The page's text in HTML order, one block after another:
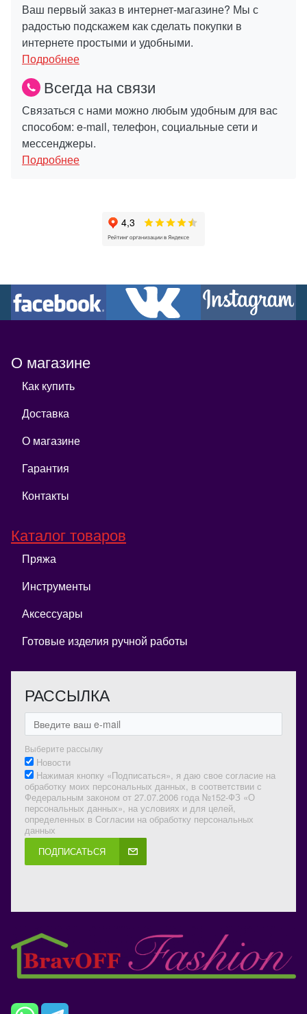
Ваш первый заказ в интернет-магазине? Мы с
радостью подскажем как сделать покупки в
интернете простыми и удобными.
Подробнее
Всегда на связи
Связаться с нами можно любым удобным для вас
способом: e-mail, телефон, социальные сети и
мессенджеры.
Подробнее
О магазине
Как купить
Доставка
О магазине
Гарантия
Контакты
Каталог товаров
Пряжа
Инструменты
Аксессуары
Готовые изделия ручной работы
РАССЫЛКА
Выберите рассылку
Новости
Нажимая кнопку «Подписаться», я даю свое согласие на
обработку моих персональных данных, в соответствии с
Федеральным законом от 27.07.2006 года №152-ФЗ «О
персональных данных», на условиях и для целей,
определенных в Согласии на обработку персональных
данных
ПОДПИСАТЬСЯ